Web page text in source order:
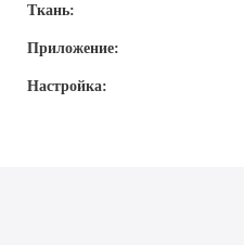
Ткань:
Приложение:
Настройка: